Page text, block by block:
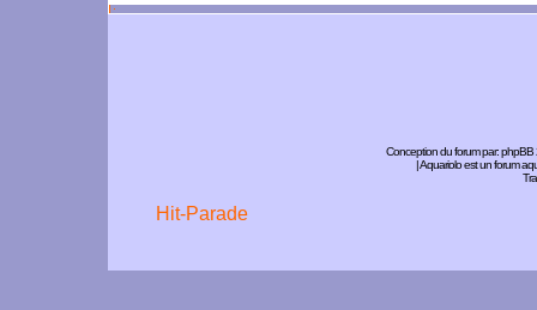
Conception du forum par:phpBB
| Aquariolo est un forum